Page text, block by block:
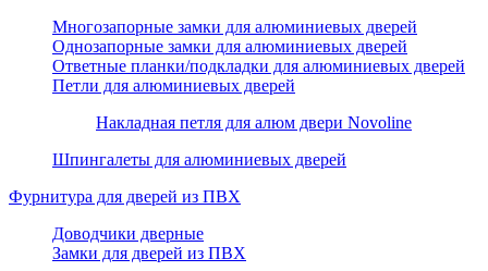
Многозапорные замки для алюминиевых дверей
Однозапорные замки для алюминиевых дверей
Ответные планки/подкладки для алюминиевых дверей
Петли для алюминиевых дверей
Накладная петля для алюм двери Novoline
Шпингалеты для алюминиевых дверей
Фурнитура для дверей из ПВХ
Доводчики дверные
Замки для дверей из ПВХ